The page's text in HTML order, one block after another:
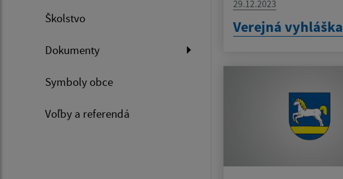
Školstvo
Dokumenty
Symboly obce
Voľby a referendá
29.12.2023
Verejná vyhláška